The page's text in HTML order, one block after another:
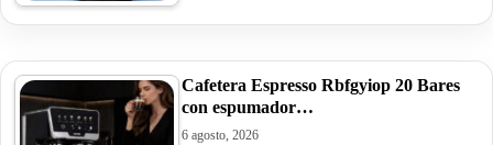
Cafetera Espresso Rbfgyiop 20 Bares
con espumador…
6 agosto, 2026